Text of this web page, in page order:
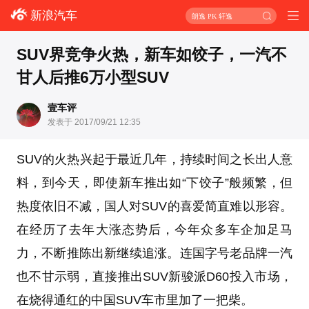
新浪汽车 朗逸 PK 轩逸
SUV界竞争火热，新车如饺子，一汽不
甘人后推6万小型SUV
壹车评
发表于 2017/09/21 12:35
SUV的火热兴起于最近几年，持续时间之长出人意
料，到今天，即使新车推出如“下饺子”般频繁，但
热度依旧不减，国人对SUV的喜爱简直难以形容。
在经历了去年大涨态势后，今年众多车企加足马
力，不断推陈出新继续追涨。连国字号老品牌一汽
也不甘示弱，直接推出SUV新骏派D60投入市场，
在烧得通红的中国SUV车市里加了一把柴。